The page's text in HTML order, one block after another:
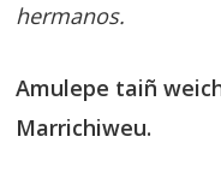
hermanos.
Amulepe taiñ
Marrichiweu.